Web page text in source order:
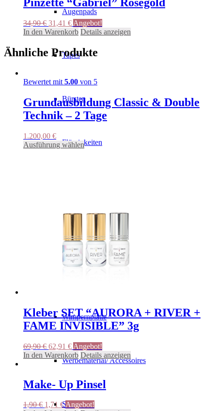
Augenpads
Tapes
Bürsten
Flüssigkeiten
Pflegeprodukte
Kleberunterlage
Wimpernplatte
Werbematerial/ Accessoires
Sets
auf.
Die
Optionen
können
der
werden
Pinzette “Gabriel” Rosegold
34,90€ Ursprünglicher
Preis
34,90 €
31,41 €Aktueller
Preis
31,41 €.
Angebot!
In den Warenkorb Details anzeigen
Ähnliche Produkte
Bewertet mit 5.00 von 5
Grundausbildung Classic & Double
Technik – 2 Tage
1.200,00 €
Ausführung wählenDieses
können
Produktseite
gewählt
werden
Kleber SET “AURORA + RIVER +
FAME INVISIBLE” 3g
69,90€ Ursprünglicher
Preis
war:
62,91 €Aktueller
Preis
ist:
Angebot!
In den Warenkorb Details anzeigen
Make- Up Pinsel
1,90€ Ursprünglicher
1,71 €Aktueller
Angebot!